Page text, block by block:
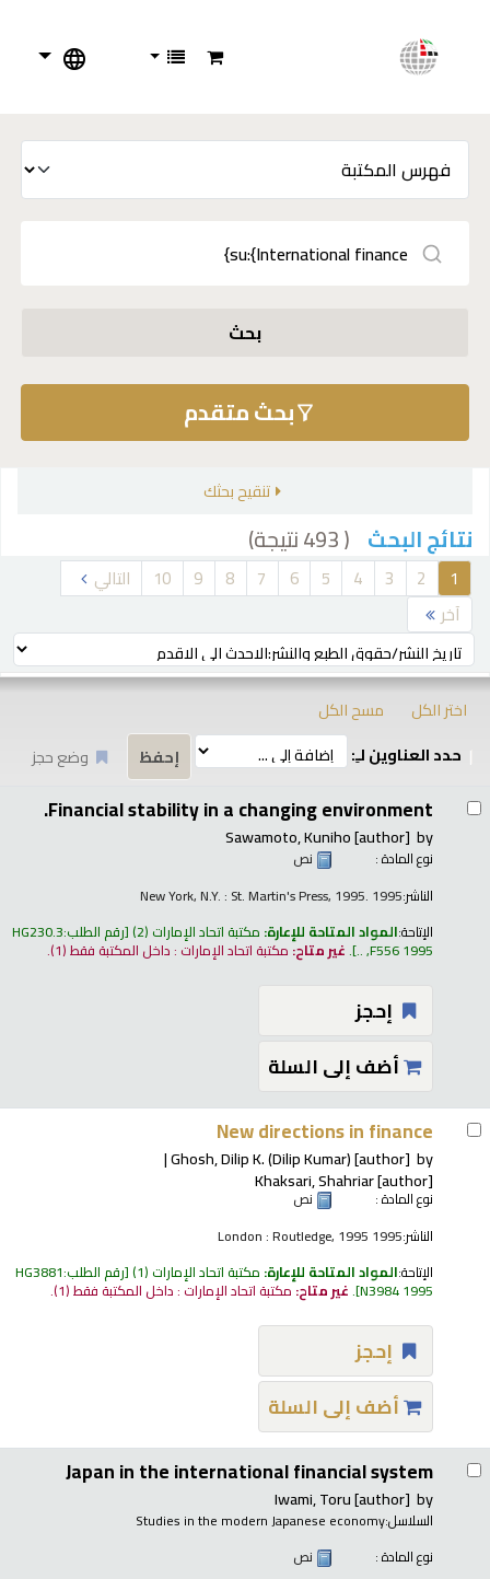
بحث
بحث متقدم
تنقيح بحثك
نتائج البحث ( 493 نتيجة)
1
2
3
4
5
6
7
8
9
10
التالي
آخر
ترتيب بواسطة:
اختر الكل
مسح الكل
حدد العناوين لـِ:
وضع حجز
Financial stability in a changing environment.
by
Sawamoto, Kuniho[author]
نوع المادة :
نص
الناشر:New York, N.Y. : St. Martin's Press, 1995. 1995
الإتاحة:المواد المتاحة للإعارة: مكتبة اتحاد الإمارات (2) رقم الطلب:HG230.3
F556 1995, ..
.غير متاح:مكتبة اتحاد الإمارات : داخل المكتبة فقط(1).
إحجز
أضف إلى السلة
New directions in finance
by
Ghosh, Dilip K. (Dilip Kumar)[author]
Khaksari, Shahriar[author]
نوع المادة :
نص
الناشر:London : Routledge, 1995 1995
الإتاحة:المواد المتاحة للإعارة: مكتبة اتحاد الإمارات (1) رقم الطلب:HG3881
N3984 1995
.غير متاح:مكتبة اتحاد الإمارات : داخل المكتبة فقط(1).
إحجز
أضف إلى السلة
Japan in the international financial system
by
Iwami, Toru[author]
السلاسل:Studies in the modern Japanese economy
نوع المادة :
نص